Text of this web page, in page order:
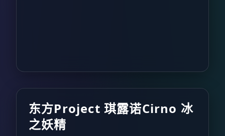
东方Project 琪露诺Cirno 冰
之妖精